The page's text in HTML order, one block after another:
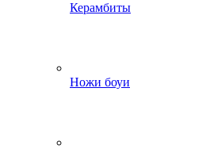
Керамбиты
Ножи боуи